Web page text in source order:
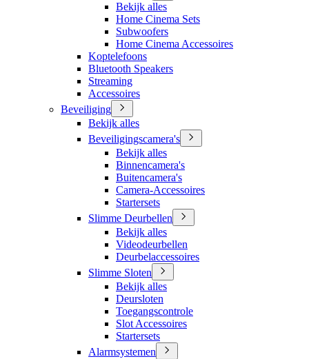
Bekijk alles
Home Cinema Sets
Subwoofers
Home Cinema Accessoires
Koptelefoons
Bluetooth Speakers
Streaming
Accessoires
Beveiliging
Bekijk alles
Beveiligingscamera's
Bekijk alles
Binnencamera's
Buitencamera's
Camera-Accessoires
Startersets
Slimme Deurbellen
Bekijk alles
Videodeurbellen
Deurbelaccessoires
Slimme Sloten
Bekijk alles
Deursloten
Toegangscontrole
Slot Accessoires
Startersets
Alarmsystemen